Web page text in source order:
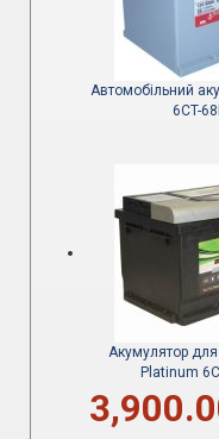
Автомобільний
6CT-
Акумулятор
Platinum